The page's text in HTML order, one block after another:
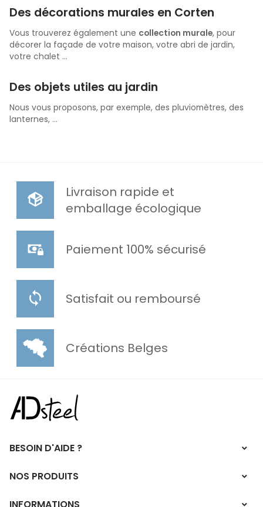
Des décorations murales en Corten
Vous trouverez également une collection murale, pour
décorer la façade de votre maison, votre abri de jardin,
votre chalet ...
Des objets utiles au jardin
Nous vous proposons, par exemple, des pluviomètres, des
lanternes, ...
Livraison rapide et
emballage écologique
Paiement 100% sécurisé
Satisfait ou remboursé
Créations Belges
BESOIN D'AIDE ?
NOS PRODUITS
INFORMATIONS